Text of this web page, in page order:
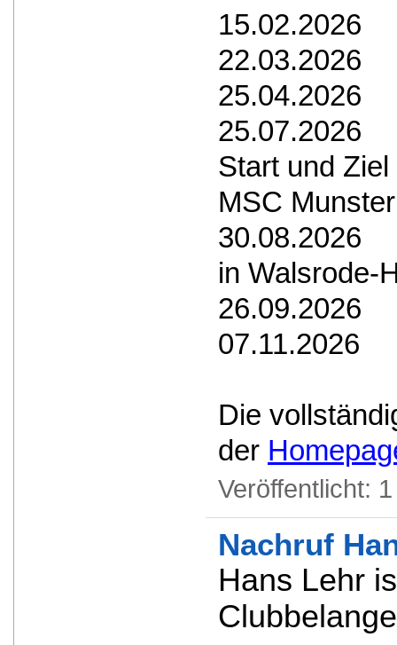
15.02.2026
22.03.2026
25.04.2026
Start und
MSC Munster
30.08.2026
in Walsrode-
26.09.2026
07.11.2026
Die
der
Veröffentlicht:
Nachruf
Hans Lehr